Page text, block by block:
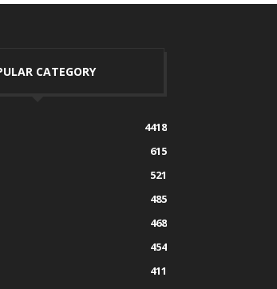
CATEGORY
4418
615
521
485
468
454
411